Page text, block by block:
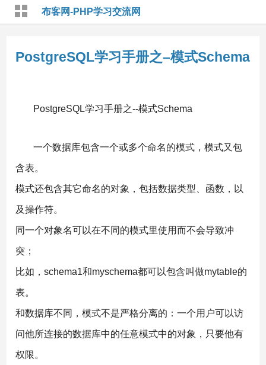
布客网-PHP学习交流网
PostgreSQL学习手册之–模式Schema
PostgreSQL学习手册之--模式Schema
一个数据库包含一个或多个命名的模式，模式又包
含表。
模式还包含其它命名的对象，包括数据类型、函数，以
及操作符。
同一个对象名可以在不同的模式里使用而不会导致冲
突；
比如，schema1和myschema都可以包含叫做mytable的
表。
和数据库不同，模式不是严格分离的：一个用户可以访
问他所连接的数据库中的任意模式中的对象，只要他有
权限。